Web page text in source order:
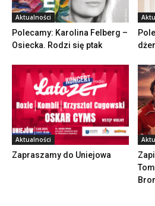
Aktualności
Polecamy: Karolina Felberg –
Osiecka. Rodzi się ptak
Aktualności
Zapraszamy do Uniejowa